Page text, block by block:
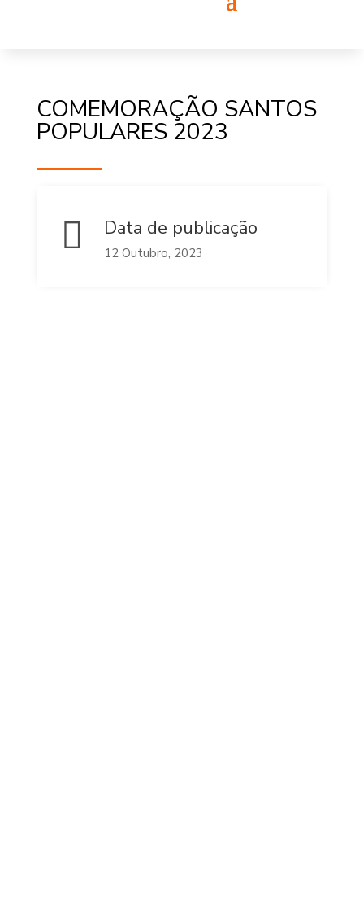
COMEMORAÇÃO SANTOS
POPULARES 2023
 Data de publicação
12 Outubro, 2023